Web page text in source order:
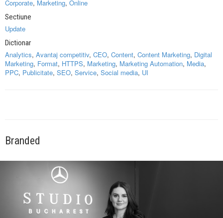
Corporate, Marketing, Online
Sectiune
Update
Dictionar
Analytics, Avantaj competitiv, CEO, Content, Content Marketing, Digital
Marketing, Format, HTTPS, Marketing, Marketing Automation, Media,
PPC, Publicitate, SEO, Service, Social media, UI
Branded